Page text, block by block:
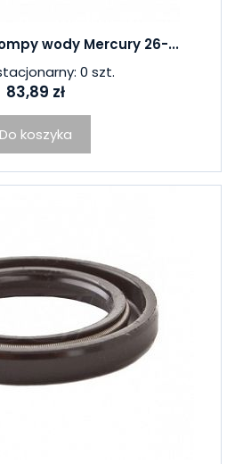
wody Mercury 26-...
0 szt.
83,89 zł
Do koszyka